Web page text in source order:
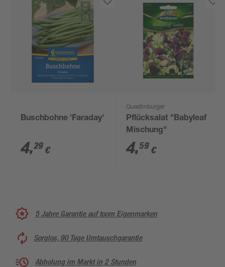
Buschbohne 'Faraday'
4,29 €
Quedlinburger
Pflücksalat "Babyleaf
Mischung"
4,59 €
5 Jahre Garantie auf toom Eigenmarken
Sorglos, 90 Tage Umtauschgarantie
Abholung im Markt in 2 Stunden